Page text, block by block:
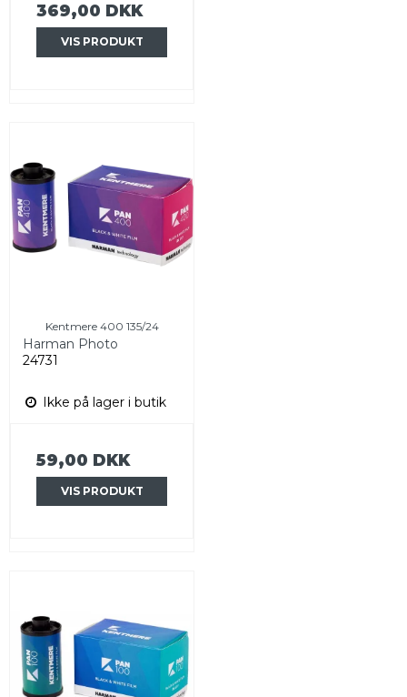
369,00 DKK
VIS PRODUKT
Kentmere 400 135/24
Harman Photo
24731
Ikke på lager i butik
59,00 DKK
VIS PRODUKT